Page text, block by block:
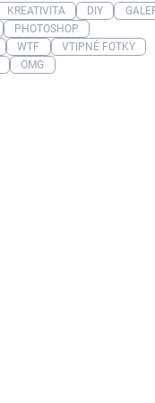
KREATIVITA DIY
PHOTOSHOP
WTF
VTIPNÉ FOTKY
OMG